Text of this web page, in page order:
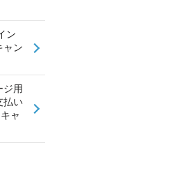
ン
ャン
ジ用
払い
ャ